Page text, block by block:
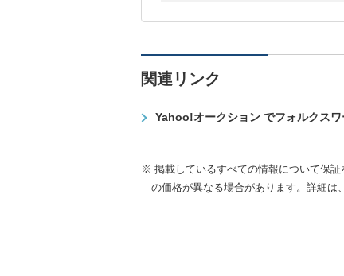
関連リンク
Yahoo!オークション でフォルクス
※ 掲載しているすべての情報について保
の価格が異なる場合があります。詳細は